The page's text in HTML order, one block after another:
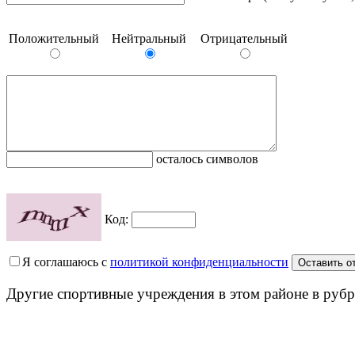
Положительный Нейтральный Отрицательный
осталось символов
Код:
Я соглашаюсь с политикой конфиденциальности
Другие спортивные учреждения в этом районе в